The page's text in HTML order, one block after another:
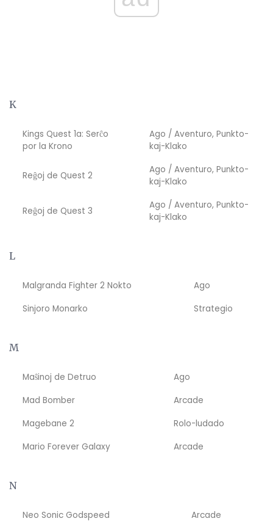
K
Kings Quest 1a: Serĉo
por la Krono
Ago / Aventuro, Punkto-
kaj-Klako
Reĝoj de Quest 2
Ago / Aventuro, Punkto-
kaj-Klako
Reĝoj de Quest 3
Ago / Aventuro, Punkto-
kaj-Klako
L
Malgranda Fighter 2 Nokto
Ago
Sinjoro Monarko
Strategio
M
Maŝinoj de Detruo
Ago
Mad Bomber
Arcade
Magebane 2
Rolo-ludado
Mario Forever Galaxy
Arcade
N
Neo Sonic Godspeed
Arcade